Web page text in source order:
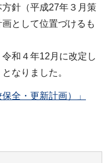
針（平成27年３月策
として位置づけるも
和４年12月に改定し
なりました。
全・更新計画）」